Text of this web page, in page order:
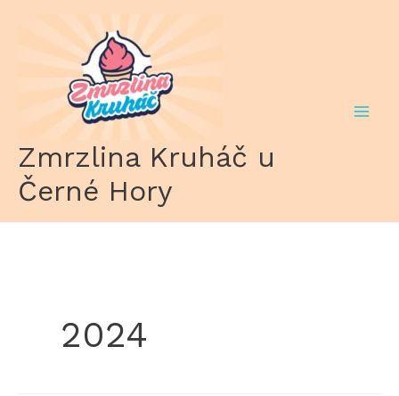
Zmrzlina Kruháč u
Černé Hory
2024